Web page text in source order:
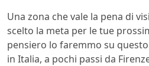
Una zona che vale la pena di
scelto la meta per le tue
pensiero lo faremmo su
in Italia, a pochi passi da